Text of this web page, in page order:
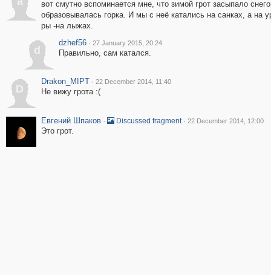
вот смутно вспоминается мне, что зимой грот засыпало
образовывалась горка. И мы с неё катались на санках, а на
ры -на лыжах.
d
dzhef56 · 27 January 2015, 20:24
Правильно, сам катался.
D
Drakon_MIPT · 22 December 2014, 11:40
Не вижу грота :(
Евгений Шпаков · Discussed fragment · 22 December 2014, 12:00
Это грот.